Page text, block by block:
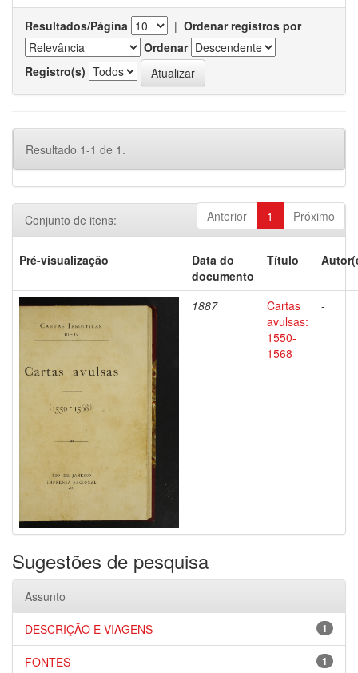
Resultados/Página | Ordenar registros por
Ordenar
Registro(s)
Resultado 1-1 de 1.
Anterior 1 Próximo
Conjunto de itens:
Pré-visualização
Data do
documento
Título
1887
Cartas
avulsas:
1550-
1568
-
Sugestões de pesquisa
Assunto
1
DESCRIÇÃO E VIAGENS
1
FONTES